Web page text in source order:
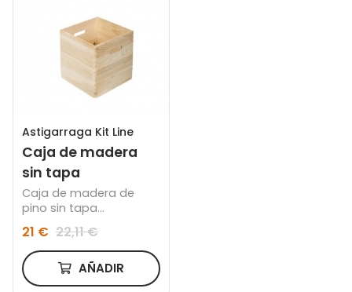
Astigarraga Kit Line
Caja de madera
sin tapa
Caja de madera de
pino sin tapa
30x30x30cm
21 € 22,11 €
AÑADIR